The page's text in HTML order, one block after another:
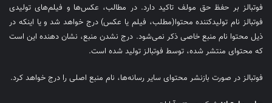
فوتبالز بر حفظ حق مولف تاکید دارد. در مطالب، عکس‌ها و فیلم‌های تولیدی
فوتبالز نام تولیدکننده محتوا(مطلب، فیلم یا عکس) درج خواهد شد و یا اینکه در
ذیل محتوا نام منبع خاصی ذکر نمی‌‎شود. درج نشدن منبع، نشان دهنده این است
که محتوای منتشر شده، توسط فوتبالز تولید شده است.
فوتبالز در صورت بازنشر محتوای سایر رسانه‌ها، نام منبع اصلی را درج خواهد کرد.